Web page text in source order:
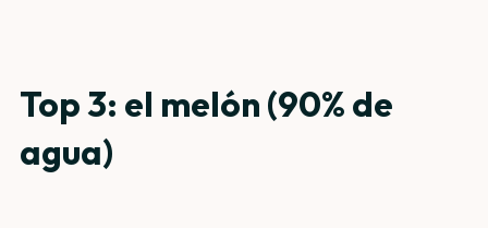
Top 3: el melón (90% de
agua)